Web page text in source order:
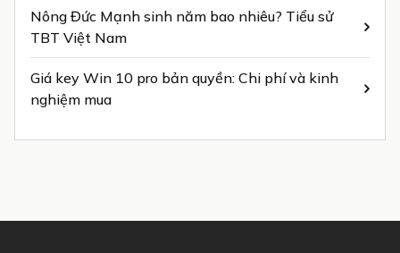
Nông Đức Mạnh sinh năm bao nhiêu? Tiểu sử
TBT Việt Nam
Giá key Win 10 pro bản quyền: Chi phí và kinh
nghiệm mua